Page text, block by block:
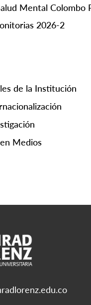
Mental Colombo
2026-2
de la Institución
Medios